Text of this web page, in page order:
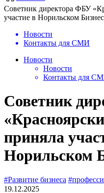
Советник директора ФБУ
участие в Норильском
Новости
Контакты для СМИ
Новости
Новости
Контакты для
Советник
приняла
Норильском
#Развитие бизнеса
19.12.2025